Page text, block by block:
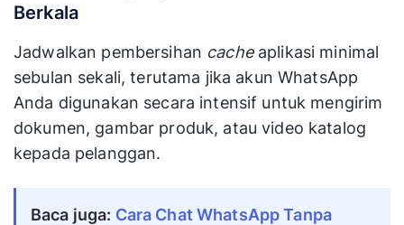
Berkala
Jadwalkan pembersihan cacheaplikasi minimal
sebulan sekali, terutama jika akun WhatsApp
Anda digunakan secara intensif untuk mengirim
dokumen, gambar produk, atau video katalog
kepada pelanggan.
Baca juga: Cara Chat WhatsApp Tanpa